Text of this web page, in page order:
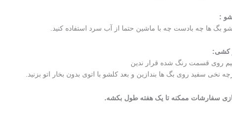
:
بگ ها چه بادست چه با ماشین حتما از آب سرد استفاده کنید.
کشی:
روی قسمت رنگ شده قرار ندین
نخی سفید روی بگ ها بندازین و بعد کلشو با اتوی بدون بخار اتو بزنید.
سفارشات ممکنه تا یک هفته طول بکشه.